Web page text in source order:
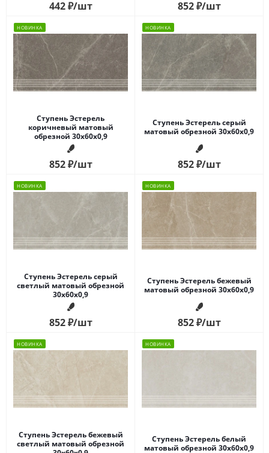
442₽/шт 852₽/шт
НОВИНКА
Ступень Эстерель
коричневый матовый
обрезной 30x60x0,9
852₽/шт
НОВИНКА
Ступень Эстерель серый
матовый обрезной 30x60x0,9
852₽/шт
НОВИНКА
Ступень Эстерель серый
светлый матовый обрезной
30x60x0,9
852₽/шт
НОВИНКА
Ступень Эстерель бежевый
матовый обрезной 30x60x0,9
852₽/шт
НОВИНКА
Ступень Эстерель бежевый
светлый матовый обрезной
НОВИНКА
Ступень Эстерель белый
матовый обрезной 30x60x0,9